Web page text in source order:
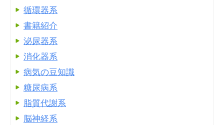
循環器系
書籍紹介
泌尿器系
消化器系
病気の豆知識
糖尿病系
脂質代謝系
脳神経系